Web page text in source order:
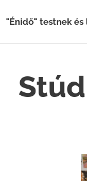
"Énidő" testnek és